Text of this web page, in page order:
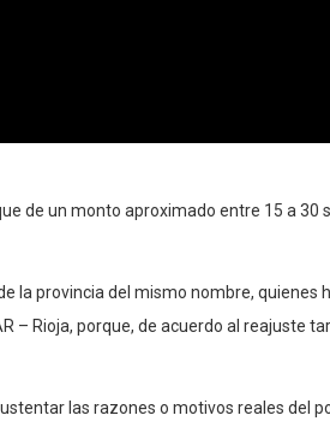
de un monto aproximado entre 15 a
la provincia del mismo nombre,
– Rioja, porque, de acuerdo al reajuste
las razones o motivos reales del